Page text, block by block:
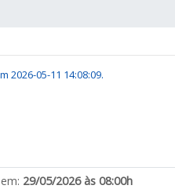
2026-05-11 14:08:09.
29/05/2026 às 08:00h